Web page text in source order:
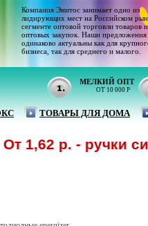
МЕЛКИЙ ОПТ
ОТ 10 000 Р
ТОВАРЫ ДЛЯ ДОМА
Компания Энитос занимает одно из
лидирующих мест на Российском
сегменте оптовой торговли товаров и
оптовых закупок. Наши предложения
одинаково актуальны как для
бизнеса, так для среднего и малого.
1,62 р. - ручки